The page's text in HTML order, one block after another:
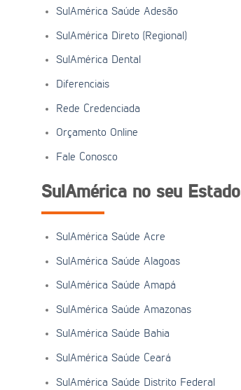
SulAmérica Saúde Adesão
SulAmérica Direto (Regional)
SulAmérica Dental
Diferenciais
Rede Credenciada
Orçamento Online
Fale Conosco
SulAmérica no seu Estado
SulAmérica Saúde Acre
SulAmérica Saúde Alagoas
SulAmérica Saúde Amapá
SulAmérica Saúde Amazonas
SulAmérica Saúde Bahia
SulAmérica Saúde Ceará
SulAmérica Saúde Distrito Federal